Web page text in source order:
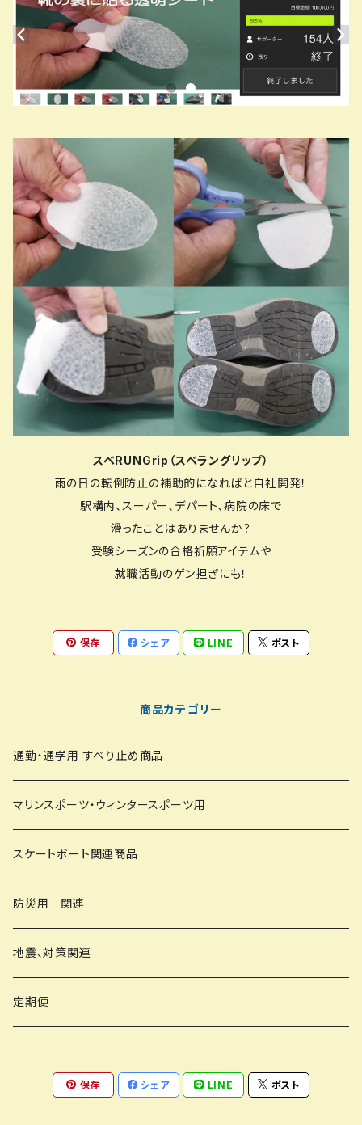
スベRUNGrip（スベラングリップ）
雨の日の転倒防止の補助的になればと自社開発！
駅構内、スーパー、デパート、病院の床で
滑ったことはありませんか？
受験シーズンの合格祈願アイテムや
就職活動のゲン担ぎにも！
保存 シェア LINE ポスト
商品カテゴリー
通勤・通学用 すべり止め商品
マリンスポーツ・ウィンタースポーツ用
スケートボート関連商品
防災用 関連
地震、対策関連
定期便
保存 シェア LINE ポスト